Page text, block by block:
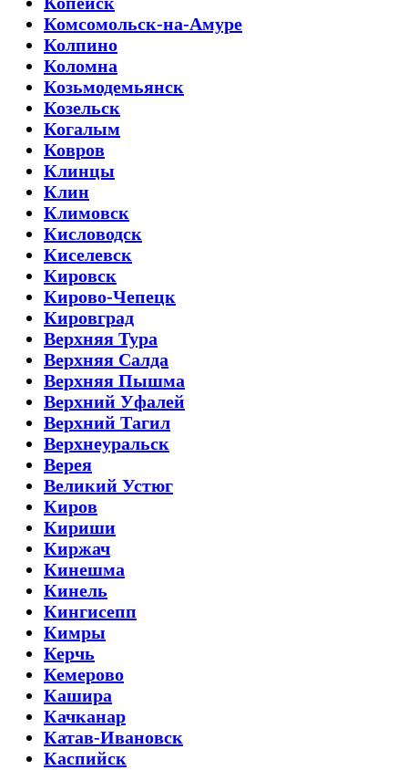
Комсомольск-на-Амуре
Колпино
Коломна
Козьмодемьянск
Козельск
Когалым
Ковров
Клинцы
Клин
Климовск
Кисловодск
Киселевск
Кировск
Кирово-Чепецк
Кировград
Верхняя Тура
Верхняя Салда
Верхняя Пышма
Верхний Уфалей
Верхний Тагил
Верхнеуральск
Верея
Великий Устюг
Киров
Кириши
Киржач
Кинешма
Кинель
Кингисепп
Кимры
Керчь
Кемерово
Кашира
Качканар
Катав-Ивановск
Каспийск